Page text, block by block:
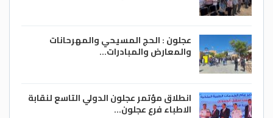
عجلون : الحج المسيحي والمهرحانات
والمعارض والمبادرات…
انطلاق مؤتمر عجلون الدولي التاسع لنقابة
الاطباء فرع عجلون…